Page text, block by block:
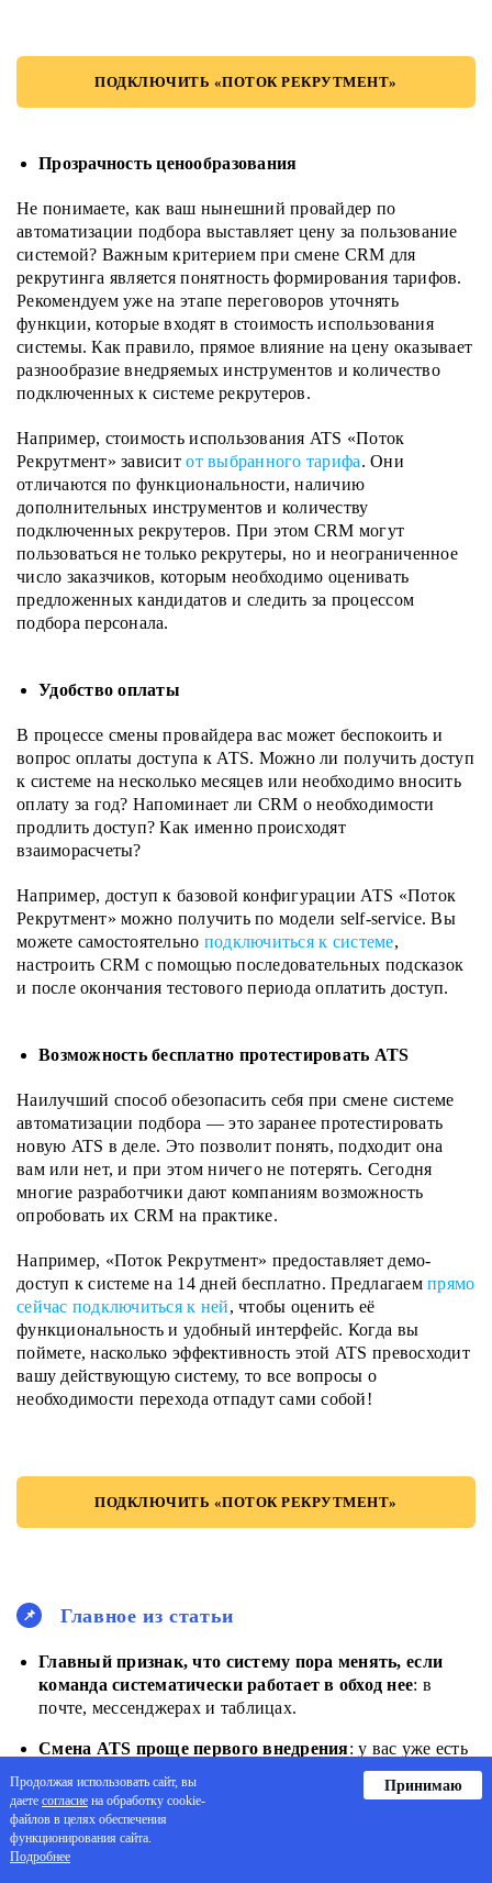
ПОДКЛЮЧИТЬ «ПОТОК РЕКРУТМЕНТ»
Прозрачность ценообразования
Не понимаете, как ваш нынешний провайдер по
автоматизации подбора выставляет цену за пользование
системой? Важным критерием при смене CRM для
рекрутинга является понятность формирования тарифов.
Рекомендуем уже на этапе переговоров уточнять
функции, которые входят в стоимость использования
системы. Как правило, прямое влияние на цену оказывает
разнообразие внедряемых инструментов и количество
подключенных к системе рекрутеров.
Например, стоимость использования ATS «Поток
Рекрутмент» зависитот выбранного тарифа. Они
отличаются по функциональности, наличию
дополнительных инструментов и количеству
подключенных рекрутеров. При этом CRM могут
пользоваться не только рекрутеры, но и неограниченное
число заказчиков, которым необходимо оценивать
предложенных кандидатов и следить за процессом
подбора персонала.
Удобство оплаты
В процессе смены провайдера вас может беспокоить и
вопрос оплаты доступа к ATS. Можно ли получить доступ
к системе на несколько месяцев или необходимо вносить
оплату за год? Напоминает ли CRM о необходимости
продлить доступ? Как именно происходят
взаиморасчеты?
Например, доступ к базовой конфигурации ATS «Поток
Рекрутмент» можно получить по модели self-service. Вы
можете самостоятельно подключиться к системе,
настроить CRM с помощью последовательных подсказок
и после окончания тестового периода оплатить доступ.
Возможность бесплатно протестировать ATS
Наилучший способ обезопасить себя при смене системе
автоматизации подбора — это заранее протестировать
новую ATS в деле. Это позволит понять, подходит она
вам или нет, и при этом ничего не потерять. Сегодня
многие разработчики дают компаниям возможность
опробовать их CRM на практике.
Например, «Поток Рекрутмент» предоставляет демо-
доступ к системе на 14 дней бесплатно. Предлагаемпрямо
сейчас подключиться к ней, чтобы оценить её
функциональность и удобный интерфейс. Когда вы
поймете, насколько эффективность этой ATS превосходит
вашу действующую систему, то все вопросы о
необходимости перехода отпадут сами собой!
ПОДКЛЮЧИТЬ «ПОТОК РЕКРУТМЕНТ»
Главное из статьи
Главный признак, что систему пора менять, если
команда систематически работает в обход нее: в
почте, мессенджерах и таблицах.
Смена ATS проще первого внедрения: у вас уже есть
опыт и понимание, каких функций не хватает.
Превратите его в список требований до общения с
вендорами.
База кандидатов, воронки, шаблоны и история
Продолжая использовать сайт, вы
даете согласие на обработку cookie-
файлов в целях обеспечения
функционирования сайта.
Подробнее
Принимаю